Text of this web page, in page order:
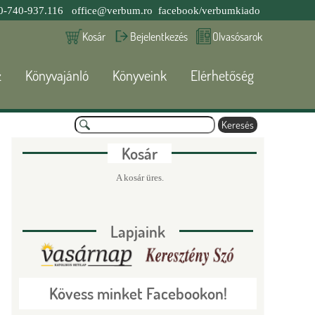
740-937.116 office@verbum.ro facebook/verbumkiado
Kosár Bejelentkezés Olvasósarok
Könyvajánló Könyveink Elérhetőség
K
e
é
K
e
Kosár
A kosár üres.
Lapjaink
Kövess minket Facebookon!